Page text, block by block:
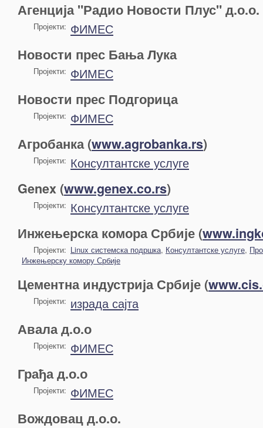
Агенција "Радио Новости Плус" д.о.о.
Пројекти: ФИМЕС
Новости прес Бања Лука
Пројекти: ФИМЕС
Новости прес Подгорица
Пројекти: ФИМЕС
Агробанка (www.agrobanka.rs)
Пројекти: Консултантске услуге
Genex (www.genex.co.rs)
Пројекти: Консултантске услуге
Инжењерска комора Србије (
Пројекти: Linux системска подршка, Консултантске услуге,
Инжењерску комору Србије
Цементна индустрија Србије (
Пројекти: израда сајта
Авала д.о.о
Пројекти: ФИМЕС
Грађа д.о.о
Пројекти: ФИМЕС
Вождовац д.о.о.